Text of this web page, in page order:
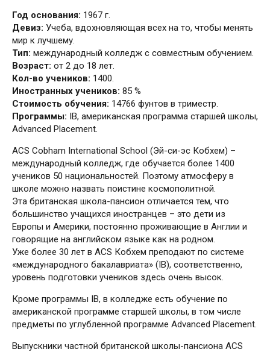
Год основания: 1967 г.
Девиз: Учеба, вдохновляющая всех на то, чтобы менять
мир к лучшему.
Тип: международный колледж с совместным обучением.
Возраст: от 2 до 18 лет.
Кол-во учеников: 1400.
Иностранных учеников: 85 %
Стоимость обучения: 14766 фунтов в триместр.
Программы: IB, американская программа старшей школы,
Advanced Placement.
ACS Cobham International School (Эй-си-эс Кобхем) –
международный колледж, где обучается более 1400
учеников 50 национальностей. Поэтому атмосферу в
школе можно назвать поистине космополитной.
Эта британская школа-пансион отличается тем, что
большинство учащихся иностранцев – это дети из
Европы и Америки, постоянно проживающие в Англии и
говорящие на английском языке как на родном.
Уже более 30 лет в ACS Кобхем преподают по системе
«международного бакалавриата» (IВ), соответственно,
уровень подготовки учеников здесь очень высок.
Кроме программы IВ, в колледже есть обучение по
американской программе старшей школы, в том числе
предметы по углубленной программе Advanced Placement.
Выпускники частной британской школы-пансиона ACS